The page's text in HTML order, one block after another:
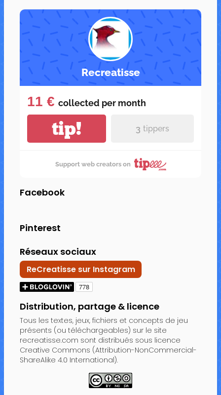
Recreatisse
11 € collected per month
tip! 3 tippers
Support web creators on
Facebook
Pinterest
Réseaux sociaux
ReCreatisse sur Instagram
Distribution, partage & licence
Tous les textes, jeux, fichiers et concepts de jeu
présents (ou téléchargeables) sur le site
recreatisse.com sont distribués sous licence
Creative Commons (Attribution-NonCommercial-
ShareAlike 4.0 International).